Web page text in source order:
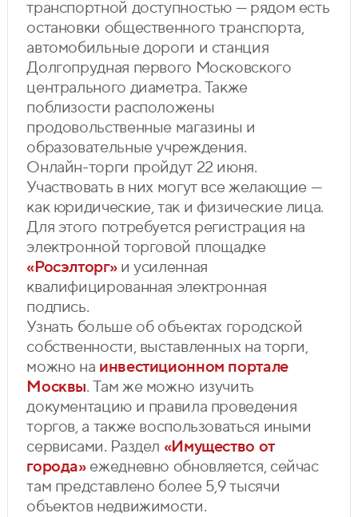
транспортной доступностью — рядом есть
остановки общественного транспорта,
автомобильные дороги и станция
Долгопрудная первого Московского
центрального диаметра. Также
поблизости расположены
продовольственные магазины и
образовательные учреждения.
Онлайн-торги пройдут 22 июня.
Участвовать в них могут все желающие —
как юридические, так и физические лица.
Для этого потребуется регистрация на
электронной торговой площадке
«Росэлторг»и усиленная
квалифицированная электронная
подпись.
Узнать больше об объектах городской
собственности, выставленных на торги,
можно на инвестиционном портале
Москвы. Там же можно изучить
документацию и правила проведения
торгов, а также воспользоваться иными
сервисами. Раздел «Имущество от
города»ежедневно обновляется, сейчас
там представлено более 5,9 тысячи
объектов недвижимости.